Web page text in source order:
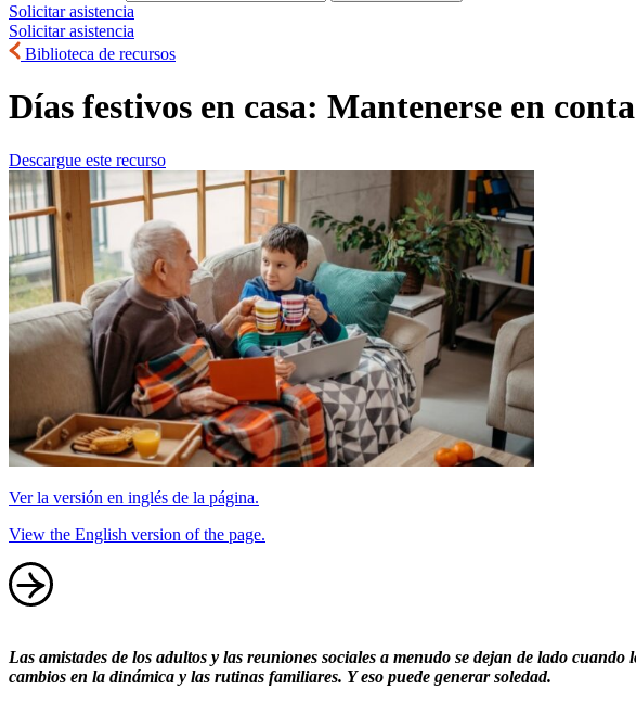
Solicitar asistencia
Solicitar asistencia
Biblioteca de recursos
Días festivos en casa: Mantenerse en
Descargue este recurso
Ver la versión en inglés de la página.
View the English version of the page.
Las amistades de los adultos y las reuniones sociales a menudo se dejan de lado
cambios en la dinámica y las rutinas familiares. Y eso puede generar soledad.